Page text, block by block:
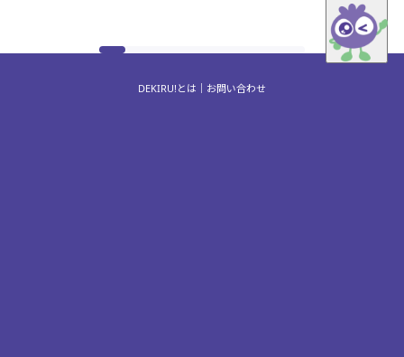
DEKIRU!とは お問い合わせ